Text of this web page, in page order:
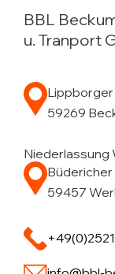
BBL
u. Tranport
Lippborger
59269
Niederlassung
59457 Werl